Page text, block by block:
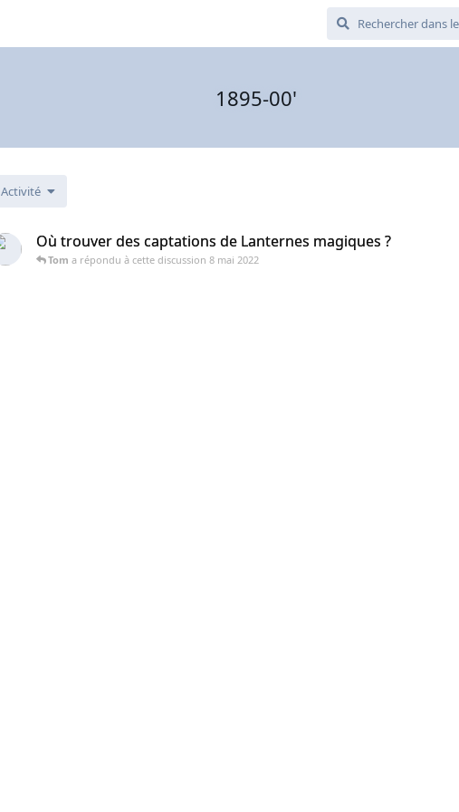
1895-00'
Activité
Où trouver des captations de Lanternes magiques ?
Tom a répondu à cette discussion 8 mai 2022